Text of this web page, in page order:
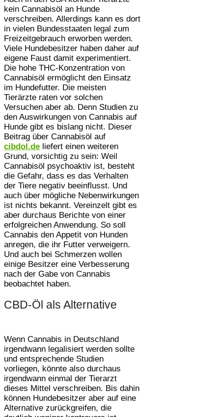
kein Cannabisöl an Hunde
verschreiben. Allerdings kann es dort
in vielen Bundesstaaten legal zum
Freizeitgebrauch erworben werden.
Viele Hundebesitzer haben daher auf
eigene Faust damit experimentiert.
Die hohe THC-Konzentration von
Cannabisöl ermöglicht den Einsatz
im Hundefutter. Die meisten
Tierärzte raten vor solchen
Versuchen aber ab. Denn Studien zu
den Auswirkungen von Cannabis auf
Hunde gibt es bislang nicht. Dieser
Beitrag über Cannabisöl auf
cibdol.de liefert einen weiteren
Grund, vorsichtig zu sein: Weil
Cannabisöl psychoaktiv ist, besteht
die Gefahr, dass es das Verhalten
der Tiere negativ beeinflusst. Und
auch über mögliche Nebenwirkungen
ist nichts bekannt. Vereinzelt gibt es
aber durchaus Berichte von einer
erfolgreichen Anwendung. So soll
Cannabis den Appetit von Hunden
anregen, die ihr Futter verweigern.
Und auch bei Schmerzen wollen
einige Besitzer eine Verbesserung
nach der Gabe von Cannabis
beobachtet haben.
CBD-Öl als Alternative
Wenn Cannabis in Deutschland
irgendwann legalisiert werden sollte
und entsprechende Studien
vorliegen, könnte also durchaus
irgendwann einmal der Tierarzt
dieses Mittel verschreiben. Bis dahin
können Hundebesitzer aber auf eine
Alternative zurückgreifen, die